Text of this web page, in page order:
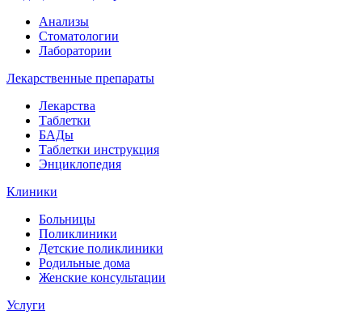
Анализы
Стоматологии
Лаборатории
Лекарственные препараты
Лекарства
Таблетки
БАДы
Таблетки инструкция
Энциклопедия
Клиники
Больницы
Поликлиники
Детские поликлиники
Родильные дома
Женские консультации
Услуги